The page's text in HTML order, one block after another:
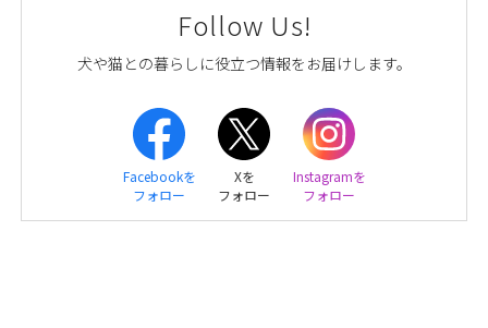
Follow Us!
犬や猫との暮らしに役立つ情報をお届けします。
Facebookを
フォロー
Xを
フォロー
Instagramを
フォロー